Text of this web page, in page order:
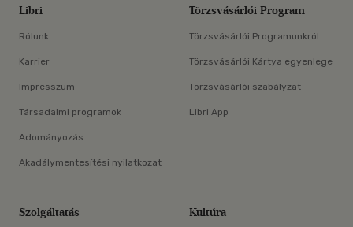
Libri
Rólunk
Karrier
Impresszum
Társadalmi programok
Adományozás
Akadálymentesítési nyilatkozat
Törzsvásárlói Program
Törzsvásárlói Programunkról
Törzsvásárlói Kártya egyenlege
Törzsvásárlói szabályzat
Libri App
Szolgáltatás Kultúra